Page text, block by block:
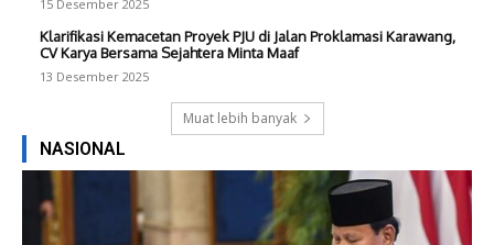
15 Desember 2025
Klarifikasi Kemacetan Proyek PJU di Jalan Proklamasi Karawang,
CV Karya Bersama Sejahtera Minta Maaf
13 Desember 2025
Muat lebih banyak
NASIONAL